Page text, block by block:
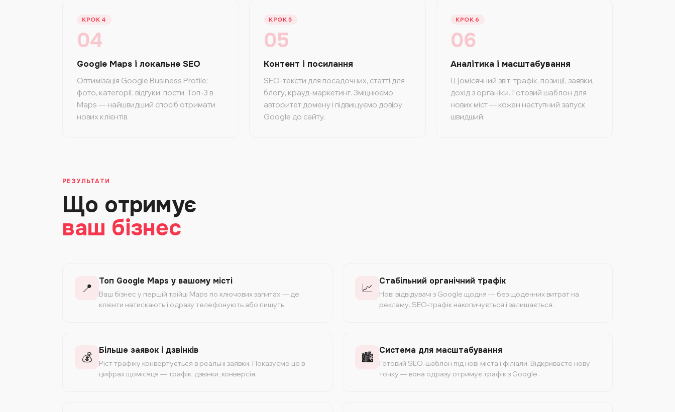
КРОК 4
04
Google Maps і локальне SEO
Оптимізація Google Business Profile:
фото, категорії, відгуки, пости. Топ-3 в
Maps — найшвидший спосіб отримати
нових клієнтів.
КРОК 5
05
Контент і посилання
SEO-тексти для посадочних, статті для
блогу, крауд-маркетинг. Зміцнюємо
авторитет домену і підвищуємо довіру
Google до сайту.
КРОК 6
06
Аналітика і масштабування
Щомісячний звіт: трафік, позиції, заявки,
дохід з органіки. Готовий шаблон для
нових міст — кожен наступний запуск
швидший.
РЕЗУЛЬТАТИ
Що отримує
ваш бізнес
📍
Топ Google Maps у вашому місті
Ваш бізнес у першій трійці Maps по ключових запитах — де
клієнти натискають і одразу телефонують або пишуть.
📈
Стабільний органічний трафік
Нові відвідувачі з Google щодня — без щоденних витрат на
рекламу. SEO-трафік накопичується і залишається.
💰
Більше заявок і дзвінків
Ріст трафіку конвертується в реальні заявки. Показуємо це в
цифрах щомісяця — трафік, дзвінки, конверсія.
🏙️
Система для масштабування
Готовий SEO-шаблон під нові міста і філіали. Відкриваєте нову
точку — вона одразу отримує трафік з Google.